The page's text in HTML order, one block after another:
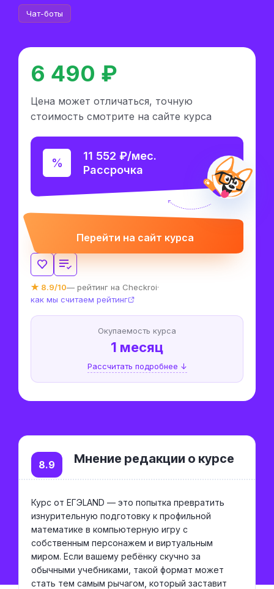
Чат-боты
6 490 ₽
Цена может отличаться, точную
стоимость смотрите на сайте курса
11 552 ₽/мес.
Рассрочка
Перейти на сайт курса
★ 8.9/10— рейтинг на Checkroi·
как мы считаем рейтинг
Окупаемость курса
1 месяц
Рассчитать подробнее ↓
Мнение редакции о курсе
8.9
Курс от ЕГЭLAND — это попытка превратить
изнурительную подготовку к профильной
математике в компьютерную игру с
собственным персонажем и виртуальным
миром. Если вашему ребёнку скучно за
обычными учебниками, такой формат может
стать тем самым рычагом, который заставит